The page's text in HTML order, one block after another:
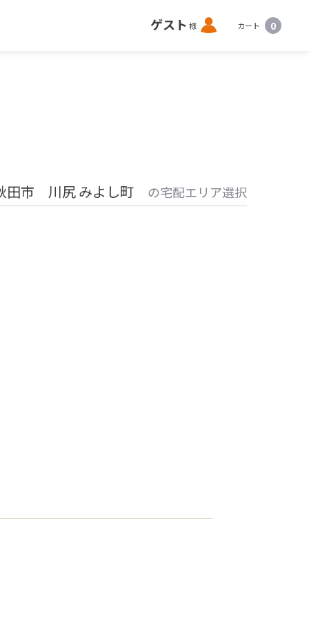
ゲスト 様 ロ
グ
カート 0
市 川尻 みよし町 の宅配エリア選択